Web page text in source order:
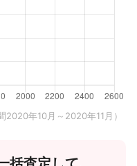
2020年10月～2020年11月）